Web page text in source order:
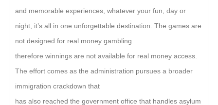
and memorable experiences, whatever your fun, day or
night, it’s all in one unforgettable destination. The games are
not designed for real money gambling
therefore winnings are not available for real money access.
The effort comes as the administration pursues a broader
immigration crackdown that
has also reached the government office that handles asylum